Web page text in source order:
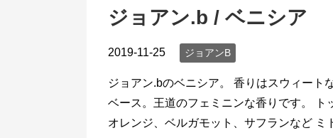
ジョアン.b / ベニシア
2019-11-25 ジョアンB
ジョアン.bのベニシア。 香りはスウィート
ベース。王道のフェミニンな香りです。 ト
オレンジ、ベルガモット、サフランなど